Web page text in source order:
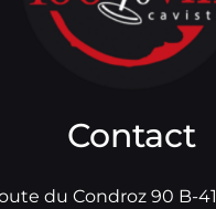
Contact
du Condroz 90 B-